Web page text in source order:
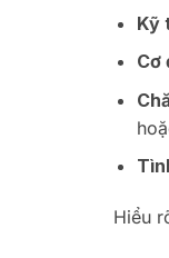
Kỹ
Cơ
Hiểu